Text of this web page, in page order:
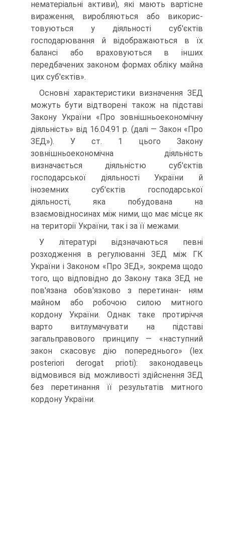
нематеріальні активи), які мають вартісне
вираження, виробляються або викорис­
товуються у діяльності суб'єктів
господарювання й відображаються в їх
балансі або враховуються в інших
передбачених законом формах обліку майна
цих суб'єктів».
Основні характеристики визначення ЗЕД
можуть бути відтворені також на підставі
Закону України «Про зовнішньоекономічну
ді­яльність» від 16.04.91 р. (далі — Закон «Про
ЗЕД»). У ст. 1 цього Закону
зовнішньоекономічна діяльність
визначається діяльністю суб'єктів
господарської діяльності України й
іноземних суб'єктів господарської
діяльності, яка побудована на
взаємовідносинах між ними, що має місце як
на території України, так і за її межами.
У літературі відзначаються певні
розходження в регулюванні ЗЕД між ГК
України і Законом «Про ЗЕД», зокрема щодо
того, що відповідно до Закону така ЗЕД не
пов'язана обов'язково з перетинан- ням
майном або робочою силою митного
кордону України. Однак таке протиріччя
варто витлумачувати на підставі
загальправового принципу — «наступний
закон скасовує дію попереднього» (lex
posteriori derogat prioti): законодавець
відмовився від можливості здійснення ЗЕД
без перетинання її результатів митного
кордону України.